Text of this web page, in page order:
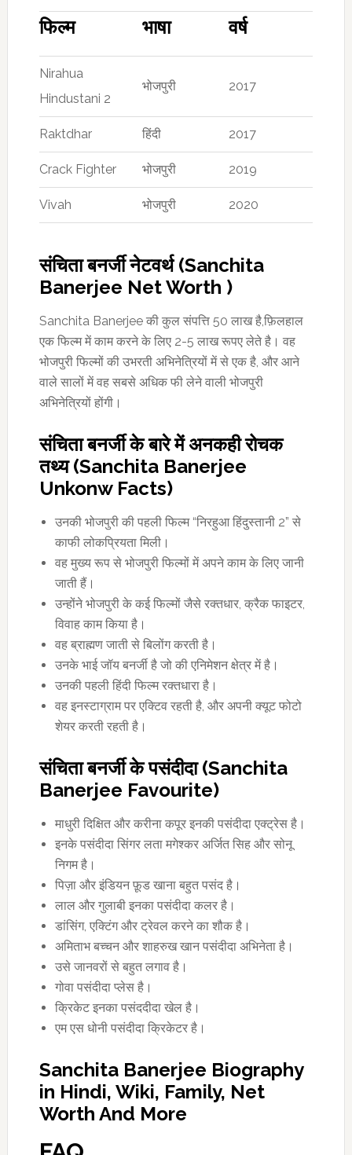
फिल्म
भाषा वर्ष
Nirahua
Hindustani 2
भोजपुरी 2017
Raktdhar हिंदी 2017
Crack Fighter भोजपुरी 2019
Vivah भोजपुरी 2020
संचिता बनर्जी नेटवर्थ (Sanchita
Banerjee Net Worth )
Sanchita Banerjee की कुल संपत्ति 50 लाख है,फ़िलहाल
एक फिल्म में काम करने के लिए 2-5 लाख रूपए लेते है। वह
भोजपुरी फिल्मों की उभरती अभिनेत्रियों में से एक है, और आने
वाले सालों में वह सबसे अधिक फी लेने वाली भोजपुरी
अभिनेत्रियों होंगी।
संचिता बनर्जी के बारे में अनकही रोचक
तथ्य (Sanchita Banerjee
Unkonw Facts)
उनकी भोजपुरी की पहली फिल्म “निरहुआ हिंदुस्तानी 2” से
काफी लोकप्रियता मिली।
वह मुख्य रूप से भोजपुरी फिल्मों में अपने काम के लिए जानी
जाती हैं।
उन्होंने भोजपुरी के कई फिल्मों जैसे रक्तधार, क्रैक फाइटर,
विवाह काम किया है।
वह ब्राह्मण जाती से बिलोंग करती है।
उनके भाई जॉय बनर्जी है जो की एनिमेशन क्षेत्र में है।
उनकी पहली हिंदी फिल्म रक्तधारा है।
वह इनस्टाग्राम पर एक्टिव रहती है, और अपनी क्यूट फोटो
शेयर करती रहती है।
संचिता बनर्जी के पसंदीदा (Sanchita
Banerjee Favourite)
माधुरी दिक्षित और करीना कपूर इनकी पसंदीदा एक्ट्रेस है।
इनके पसंदीदा सिंगर लता मगेश्कर अर्जित सिह और सोनू
निगम है।
पिज़ा और इंडियन फ़ूड खाना बहुत पसंद है।
लाल और गुलाबी इनका पसंदीदा कलर है।
डांसिंग, एक्टिंग और ट्रेवल करने का शौक है।
अमिताभ बच्चन और शाहरुख खान पसंदीदा अभिनेता है।
उसे जानवरों से बहुत लगाव है।
गोवा पसंदीदा प्लेस है।
क्रिकेट इनका पसंददीदा खेल है।
एम एस धोनी पसंदीदा क्रिकेटर है।
Sanchita Banerjee Biography
in Hindi, Wiki, Family, Net
Worth And More